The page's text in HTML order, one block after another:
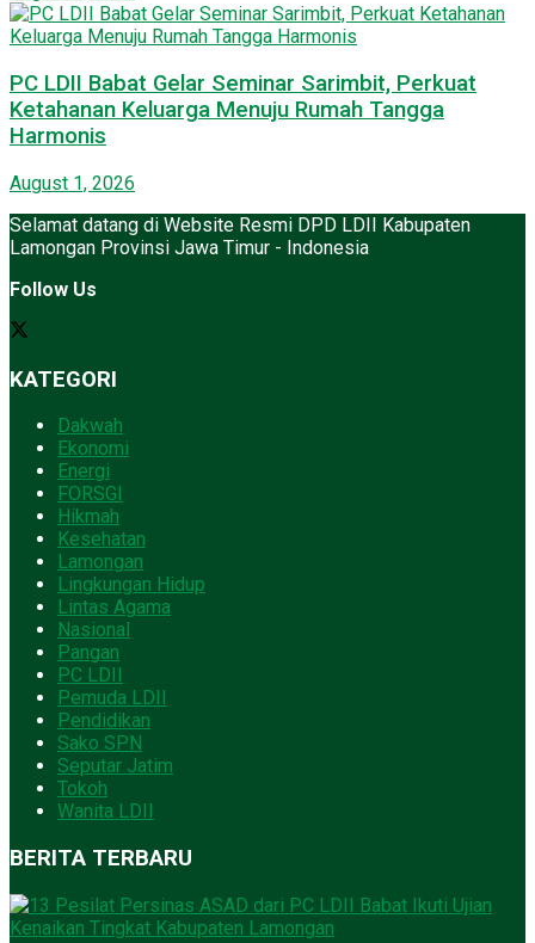
PC LDII Babat Gelar Seminar Sarimbit, Perkuat
Ketahanan Keluarga Menuju Rumah Tangga
Harmonis
August 1, 2026
Selamat datang di Website Resmi DPD LDII Kabupaten
Lamongan Provinsi Jawa Timur - Indonesia
Follow Us
KATEGORI
Dakwah
Ekonomi
Energi
FORSGI
Hikmah
Kesehatan
Lamongan
Lingkungan Hidup
Lintas Agama
Nasional
Pangan
PC LDII
Pemuda LDII
Pendidikan
Sako SPN
Seputar Jatim
Tokoh
Wanita LDII
BERITA TERBARU